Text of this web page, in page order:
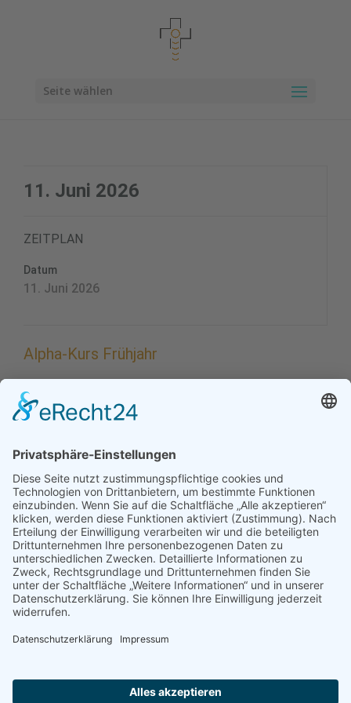
Seite wählen
11. Juni 2026
ZEITPLAN
Datum
11. Juni 2026
Alpha-Kurs Frühjahr
Missing PDF "https://pg-hochzoll.de/wp-
content/uploads/2026/02/Alpha-Fruehjahr-2026.pdf".
Weitere Infos und Anmeldung: https://matthaeus-
augsburg.de/blog/alpha-kurs-ab-25-sept/
Ort: